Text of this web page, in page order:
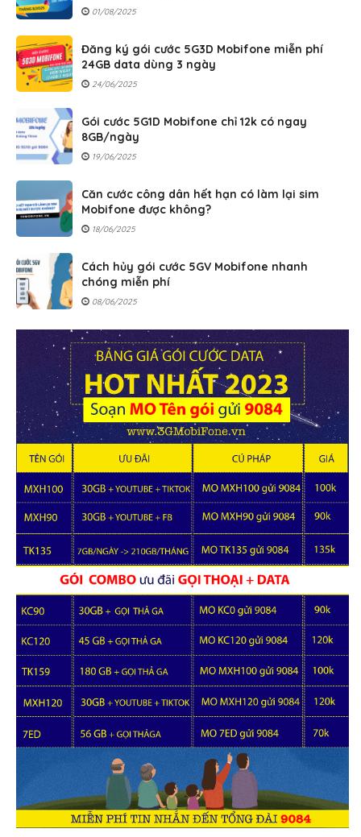
01/08/2025
Đăng ký gói cước 5G3D Mobifone miễn phí
24GB data dùng 3 ngày
24/06/2025
Gói cước 5G1D Mobifone chỉ 12k có ngay
8GB/ngày
19/06/2025
Căn cước công dân hết hạn có làm lại sim
Mobifone được không?
18/06/2025
Cách hủy gói cước 5GV Mobifone nhanh
chóng miễn phí
08/06/2025